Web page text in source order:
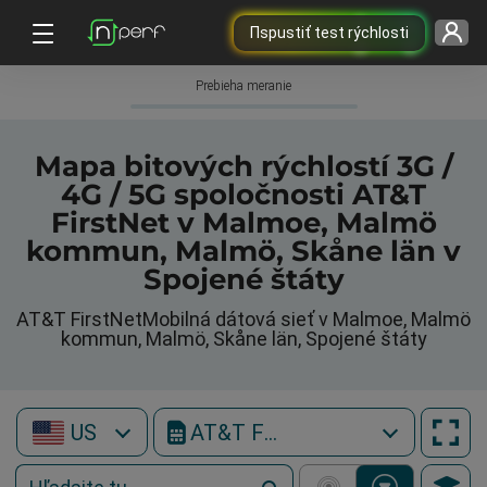
Пspustiť test rýchlosti
Prebieha meranie
Mapa bitových rýchlostí 3G /
4G / 5G spoločnosti AT&T
FirstNet v Malmoe, Malmö
kommun, Malmö, Skåne län v
Spojené štáty
AT&T FirstNetMobilná dátová sieť v Malmoe, Malmö
kommun, Malmö, Skåne län, Spojené štáty
US AT&T FirstNet